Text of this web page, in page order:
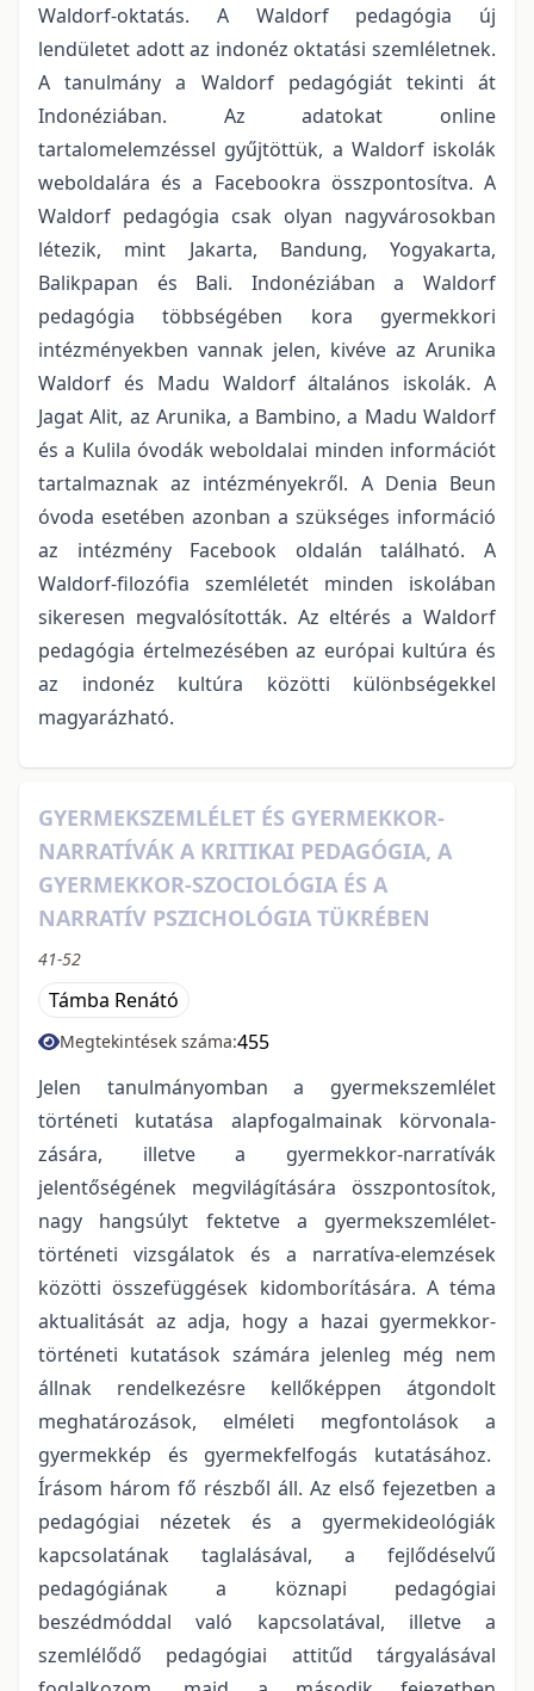
Waldorf-oktatás. A Waldorf pedagógia új
lendületet adott az indonéz oktatási szemléletnek.
A tanulmány a Waldorf pedagógiát tekinti át
Indonéziában. Az adatokat online
tartalomelemzéssel gyűjtöttük, a Waldorf iskolák
weboldalára és a Facebookra összpontosítva. A
Waldorf pedagógia csak olyan nagyvárosokban
létezik, mint Jakarta, Bandung, Yogyakarta,
Balikpapan és Bali. Indonéziában a Waldorf
pedagógia többségében kora gyermekkori
intézményekben vannak jelen, kivéve az Arunika
Waldorf és Madu Waldorf általános iskolák. A
Jagat Alit, az Arunika, a Bambino, a Madu Waldorf
és a Kulila óvodák weboldalai minden információt
tartalmaznak az intézményekről. A Denia Beun
óvoda esetében azonban a szükséges információ
az intézmény Facebook oldalán található. A
Waldorf-filozófia szemléletét minden iskolában
sikeresen megvalósították. Az eltérés a Waldorf
pedagógia értelmezésében az európai kultúra és
az indonéz kultúra közötti különbségekkel
magyarázható.
GYERMEKSZEMLÉLET ÉS GYERMEKKOR-
NARRATÍVÁK A KRITIKAI PEDAGÓGIA, A
GYERMEKKOR-SZOCIOLÓGIA ÉS A
NARRATÍV PSZICHOLÓGIA TÜKRÉBEN
41-52
Támba Renátó
Megtekintések száma:455
Jelen tanulmányomban a gyermekszemlélet
történeti kutatása alapfogalmainak körvonala-
zására, illetve a gyermekkor-narratívák
jelentőségének megvilágítására összpontosítok,
nagy hangsúlyt fektetve a gyermekszemlélet-
történeti vizsgálatok és a narratíva-elemzések
közötti összefüggések kidomborítására. A téma
aktualitását az adja, hogy a hazai gyermekkor-
történeti kutatások számára jelenleg még nem
állnak rendelkezésre kellőképpen átgondolt
meghatározások, elméleti megfontolások a
gyermekkép és gyermekfelfogás kutatásához.
Írásom három fő részből áll. Az első fejezetben a
pedagógiai nézetek és a gyermekideológiák
kapcsolatának taglalásával, a fejlődéselvű
pedagógiának a köznapi pedagógiai
beszédmóddal való kapcsolatával, illetve a
szemlélődő pedagógiai attitűd tárgyalásával